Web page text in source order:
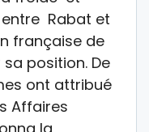
Rabat et
française de
position. De
ont attribué
Affaires